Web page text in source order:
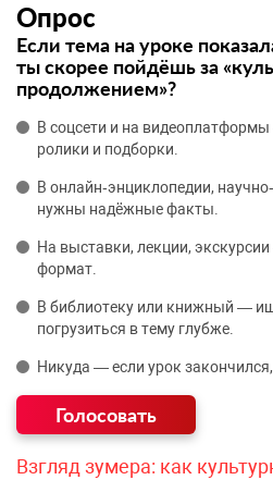
Опрос
Если тема на уроке
ты скорее пойдёшь за
продолжением»?
В соцсети и на
ролики и подборки.
В онлайн‑энциклопедии,
нужны надёжные факты.
На выставки, лекции,
формат.
В библиотеку или книжный —
погрузиться в тему глубже.
Никуда — если урок
Взгляд зумера: как